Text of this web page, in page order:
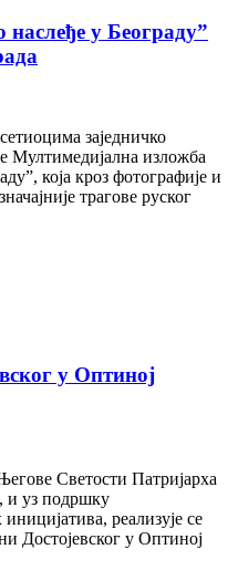
у Београду”
заједничко
Мултимедијална изложба
која кроз фотографије и
трагове руског
у Оптиној
Светости Патријарха
и уз подршку
реализује се
Достојевског у Оптиној